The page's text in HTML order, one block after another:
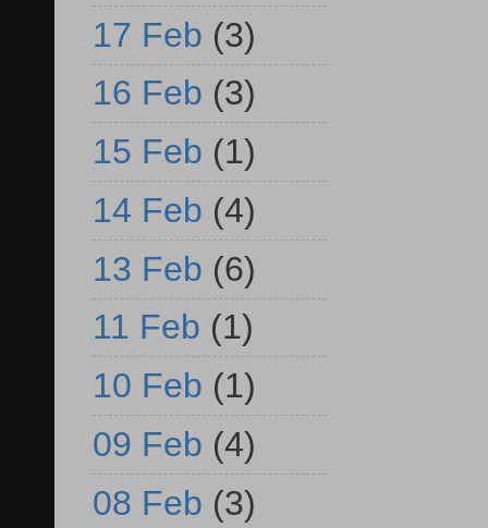
17 Feb (3)
16 Feb (3)
15 Feb (1)
14 Feb (4)
13 Feb (6)
11 Feb (1)
10 Feb (1)
09 Feb (4)
08 Feb (3)